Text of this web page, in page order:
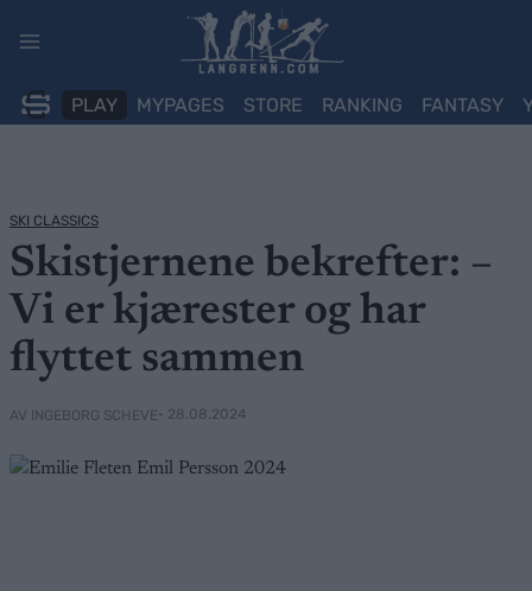
PLAY MYPAGES STORE RANKING FANTASY
SKI CLASSICS
Skistjernene bekrefter: –
Vi er kjærester og har
flyttet sammen
AV INGEBORG SCHEVE• 28.08.2024